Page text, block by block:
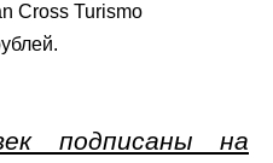
Cross Turismo
подписаны на